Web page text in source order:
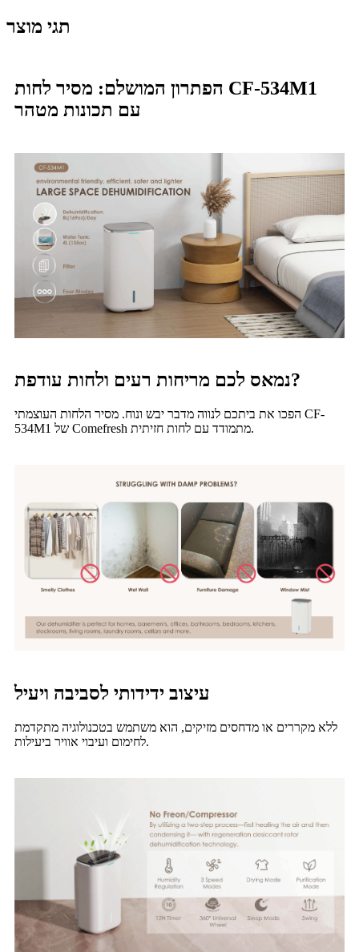
תגי מוצר
הפתרון המושלם: מסיר לחות CF-534M1
עם תכונות מטהר
נמאס לכם מריחות רעים ולחות עודפת?
הפכו את ביתכם לנווה מדבר יבש ונוח. מסיר הלחות העוצמתי CF-
534M1 של Comefresh מתמודד עם לחות חזיתית.
עיצוב ידידותי לסביבה ויעיל
ללא מקררים או מדחסים מזיקים, הוא משתמש בטכנולוגיה מתקדמת
לחימום ועיבוי אוויר ביעילות.